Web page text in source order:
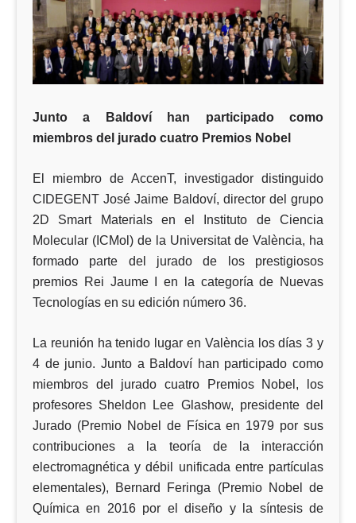
Junto a Baldoví han participado como
miembros del jurado cuatro Premios Nobel
El miembro de AccenT, investigador distinguido
CIDEGENT José Jaime Baldoví, director del grupo
2D Smart Materials en el Instituto de Ciencia
Molecular (ICMol) de la Universitat de València, ha
formado parte del jurado de los prestigiosos
premios Rei Jaume I en la categoría de Nuevas
Tecnologías en su edición número 36.
La reunión ha tenido lugar en València los días 3 y
4 de junio. Junto a Baldoví han participado como
miembros del jurado cuatro Premios Nobel, los
profesores Sheldon Lee Glashow, presidente del
Jurado (Premio Nobel de Física en 1979 por sus
contribuciones a la teoría de la interacción
electromagnética y débil unificada entre partículas
elementales), Bernard Feringa (Premio Nobel de
Química en 2016 por el diseño y la síntesis de